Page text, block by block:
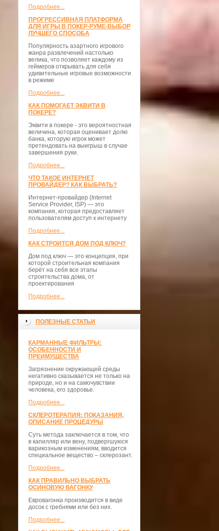
Подробнее...
ПРОГРЕССИВНАЯ ПЛАТФОРМА
ДЛЯ ИГРЫ В ПОКЕР-РУМЕ-ВЫБОР
ЛУЧШЕГО СПОСОБА
Популярность азартного игрового
жанра развлечений настолько
велика, что позволяет каждому из
геймеров открывать для себя
удивительные игровые возможности
в режиме
Подробнее...
КАК ПОМОГАЕТ ЭКВИТИ В
ПОКЕРЕ?
Эквити в покере - это вероятностная
величина, которая оценивает долю
банка, которую игрок может
претендовать на выигрыш в случае
завершения руки.
Подробнее...
ЧТО ТАКОЕ ИНТЕРНЕТ
ПРОВАЙДЕР? КАК ВЫБРАТЬ?
Интернет-провайдер (Internet
Service Provider, ISP) — это
компания, которая предоставляет
пользователям доступ к интернету
Подробнее...
КАК СТРОИТСЯ ДОМ ПОД КЛЮЧ?
Дом под ключ — это концепция, при
которой строительная компания
берёт на себя все этапы
строительства дома, от
проектирования
Подробнее...
ПОЛЕЗНЫЕ СТАТЬИ
КАРМАННЫЕ ФИЛЬТРЫ:
ОСОБЕННОСТИ И
ПРЕИМУЩЕСТВА
Загрязнение окружающей среды
негативно сказывается не только на
природе, но и на самочувствии
человека, его здоровье.
Подробнее...
СКЛЕРОТЕРАПИЯ: ПОКАЗАНИЯ,
ОПИСАНИЕ ПРОЦЕДУРЫ
Суть метода заключается в том, что
в капилляр или вену, подвергшуюся
варикозным изменениям, вводится
специальное вещество – склерозант.
Подробнее...
КАК ПРАВИЛЬНО ВЫБРАТЬ
ОСИНОВУЮ ВАГОНКУ
Евровагонка производится в виде
досок с гребнями или без них.
Подробнее...